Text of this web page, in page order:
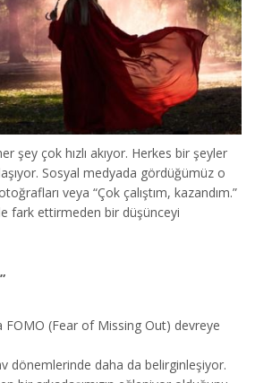
şey çok hızlı akıyor. Herkes bir şeyler
Sosyal medyada gördüğümüz o
veya “Çok çalıştım, kazandım.”
fark ettirmeden bir düşünceyi
(Fear of Missing Out) devreye
dönemlerinde daha da belirginleşiyor.